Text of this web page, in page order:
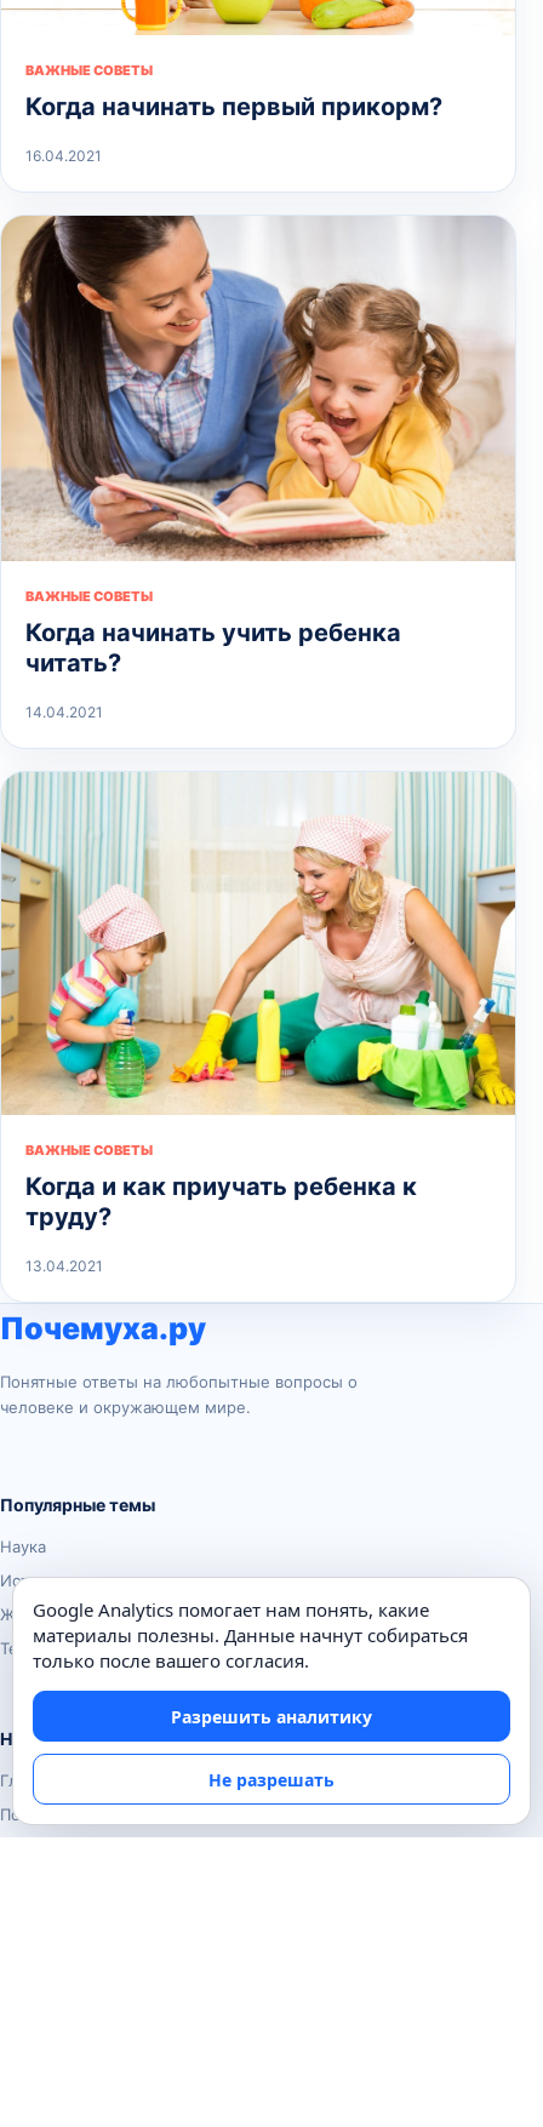
ВАЖНЫЕ СОВЕТЫ
Когда начинать первый прикорм?
16.04.2021
ВАЖНЫЕ СОВЕТЫ
Когда начинать учить ребенка
читать?
14.04.2021
ВАЖНЫЕ СОВЕТЫ
Когда и как приучать ребенка к
труду?
13.04.2021
Почемуха.ру
Понятные ответы на любопытные вопросы о
человеке и окружающем мире.
Популярные темы
Наука
История
Животные
Техника
Навигация
Главная
Поиск
Google Analytics помогает нам понять, какие
материалы полезны. Данные начнут собираться
только после вашего согласия.
Разрешить аналитику
Не разрешать